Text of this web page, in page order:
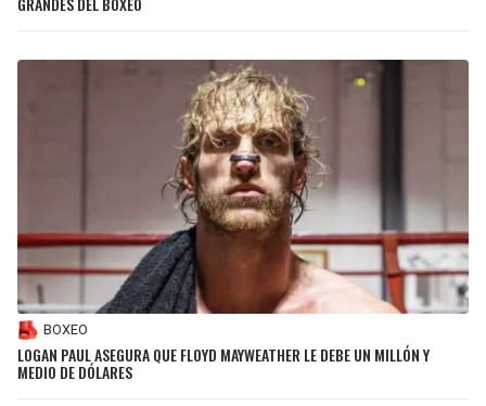
BOXEO
LOGAN PAUL ASEGURA QUE FLOYD MAYWEATHER LE DEBE UN MILLÓN Y
MEDIO DE DÓLARES